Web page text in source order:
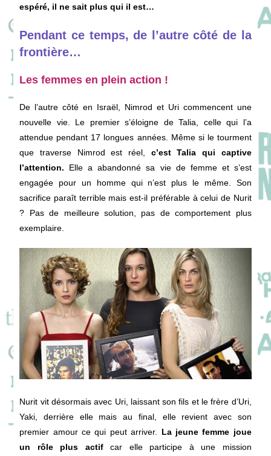
espéré, il ne sait plus qui il est…
Pendant ce temps, de l’autre côté de la
frontière…
Les femmes en plein action !
De l’autre côté en Israël, Nimrod et Uri commencent une
nouvelle vie. Le premier s’éloigne de Talia, celle qui l’a
attendue pendant 17 longues années. Même si le tourment
que traverse Nimrod est réel, c’est Talia qui captive
l’attention. Elle a abandonné sa vie de femme et s’est
engagée pour un homme qui n’est plus le même. Son
sacrifice paraît terrible mais est-il préférable à celui de Nurit
? Pas de meilleure solution, pas de comportement plus
exemplaire.
Nurit vit désormais avec Uri, laissant son fils et le frère d’Uri,
Yaki, derrière elle mais au final, elle revient avec son
premier amour ce qui peut arriver. La jeune femme joue
un rôle plus actifcar elle participe à une mission